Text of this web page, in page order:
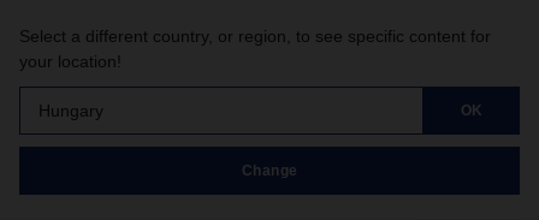
Select a different country, or region, to see specific content for
your location!
Hungary OK
Change